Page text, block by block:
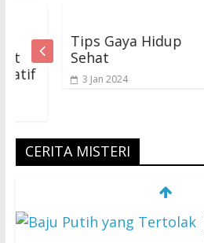
Tips Gaya Hidup
Sehat
3 Jan 2024
CERITA MISTERI